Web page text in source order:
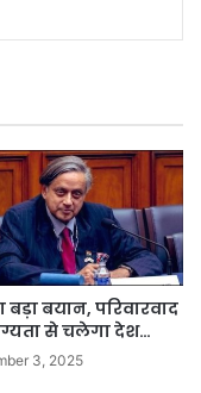
बयान, परिवारवाद
से चलेगा देश…
3, 2025